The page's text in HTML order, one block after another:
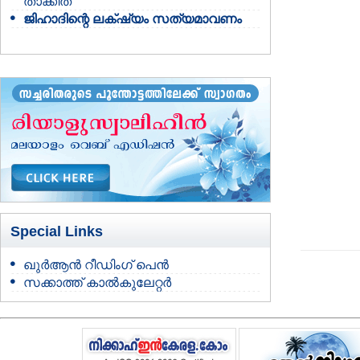
ജിഹാദിന്റെ ലക്‌ഷ്യം സത്യമാവണം
Special Links
ഖുർആൻ റീഡിംഗ് പെൻ
സക്കാത്ത് കാൽകുലേറ്റർ